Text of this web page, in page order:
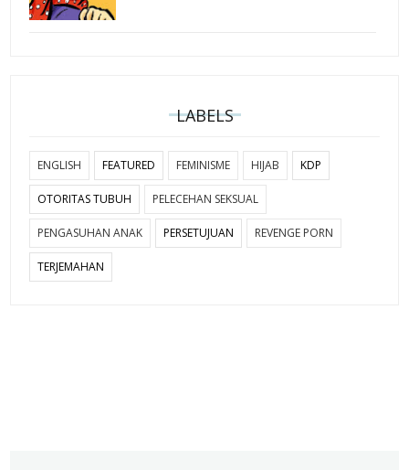
LABELS
ENGLISH FEATURED FEMINISME HIJAB KDP
OTORITAS TUBUH PELECEHAN SEKSUAL
PENGASUHAN ANAK PERSETUJUAN REVENGE PORN
TERJEMAHAN